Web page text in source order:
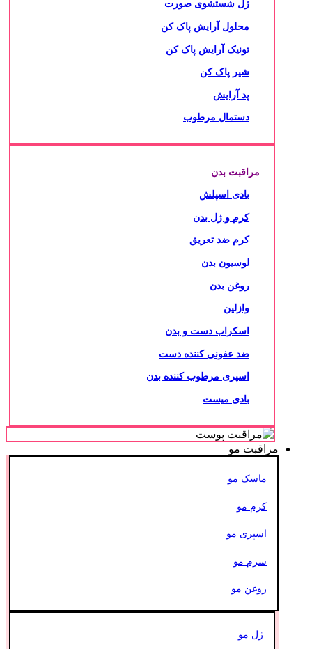
ژل شستشوی صورت
محلول آرایش پاک کن
تونیک آرایش پاک کن
شیر پاک کن
پد آرایش
دستمال مرطوب
مراقبت بدن
بادی اسپلش
کرم و ژل بدن
کرم ضد تعریق
لوسیون بدن
روغن بدن
وازلین
اسکراب دست و بدن
ضد عفونی کننده دست
اسپری مرطوب کننده بدن
بادی میست
مراقبت مو
ماسک مو
کرم مو
اسپری مو
سرم مو
روغن مو
ژل مو